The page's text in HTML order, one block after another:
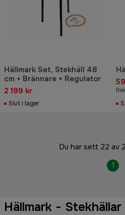
Hällmark Set, Stekhäll 48
cm + Brännare + Regulator
2 199 kr
Slut i lager
Du har sett 22 av
1
Hällmark -